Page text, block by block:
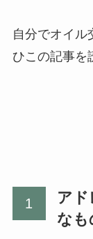
自分でオイル
ひこの記事を
アド
なも